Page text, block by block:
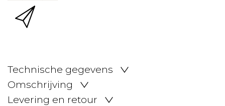
Technische gegevens
Omschrijving
Levering en retour